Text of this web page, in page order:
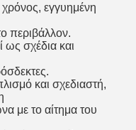
εγγυημένη
περιβάλλον.
σχέδια και
και σχεδιαστή,
με το αίτημα του